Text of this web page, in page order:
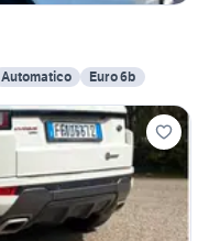
Automatico Euro 6b